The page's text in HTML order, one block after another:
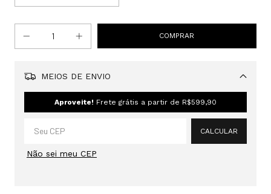
MEIOS DE ENVIO
Aproveite! Frete grátis a partir de R$599,90
CALCULAR
Não sei meu CEP